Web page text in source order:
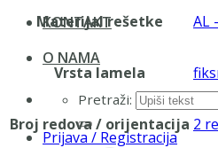
KONTAKT
O NAMA
Pretraži:
Prijava / Registracija
Materijal rešetke AL
Vrsta lamela
Broj redova / orijentacija 2